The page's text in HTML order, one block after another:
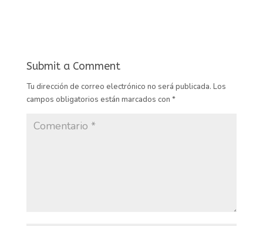
Submit a Comment
Tu dirección de correo electrónico no será publicada. Los
campos obligatorios están marcados con *